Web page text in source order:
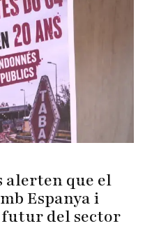
alerten que el
Espanya i
del sector